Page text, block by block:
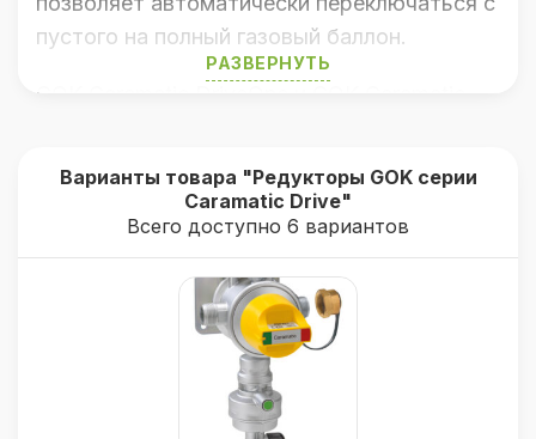
РАЗВЕРНУТЬ
пустого на полный газовый баллон.
GOK Caramatic DriveOne и GOK Caramatic
высокого давления и с защитой от разрыва
соответствуют стандартам и нормам
безопасности в Европе и обязательны для
использования в кемперах с газовой
системой отопления во время движения.
Благодаря простому монтажу редуктора
GOK Caramatic упрощается модернизация
Варианты товара "Редукторы GOK серии
Caramatic Drive"
Всего доступно 6 вариантов